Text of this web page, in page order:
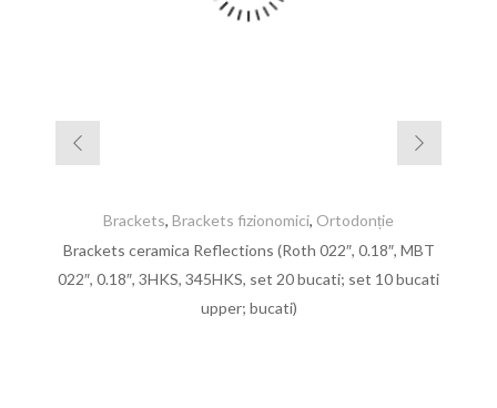
Brackets, Brackets fizionomici, Ortodonție
Brackets ceramica Reflections (Roth 022″, 0.18″, MBT
022″, 0.18″, 3HKS, 345HKS, set 20 bucati; set 10 bucati
upper; bucati)